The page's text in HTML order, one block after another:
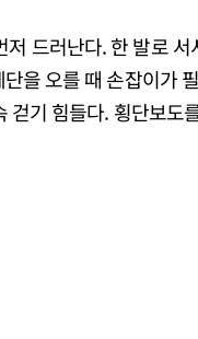
드러난다. 한 발로 서
을 오를 때 손잡이가
걷기 힘들다. 횡단보도